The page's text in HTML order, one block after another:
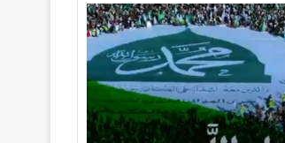
الداخلية
المصرية
إحباط
‘مخطط
كبير’
للإخوان